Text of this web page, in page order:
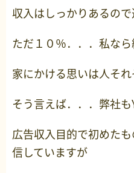
収入はしっかりあるの
ただ１０％．．．私な
家にかける思いは人そ
そう言えば．．．弊社
広告収入目的で初めた
信していますが